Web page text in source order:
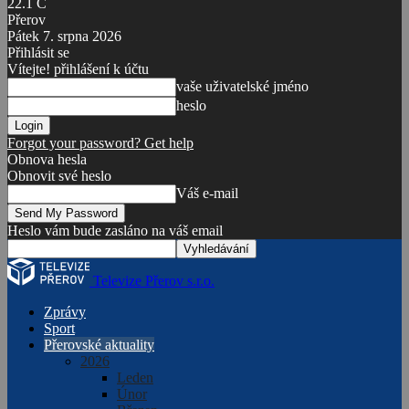
22.1
C
Přerov
Pátek 7. srpna 2026
Přihlásit se
Vítejte! přihlášení k účtu
vaše uživatelské jméno
heslo
Forgot your password? Get help
Obnova hesla
Obnovit své heslo
Váš e-mail
Heslo vám bude zasláno na váš email
Televize Přerov s.r.o.
Zprávy
Sport
Přerovské aktuality
2026
Leden
Únor